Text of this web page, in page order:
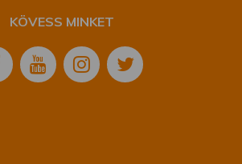
KÖVESS MINKET